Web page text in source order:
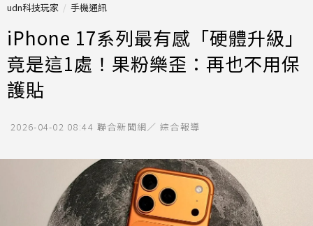
udn科技玩家 手機通訊
iPhone 17系列最有感「硬體升級」
竟是這1處！果粉樂歪：再也不用保
護貼
2026-04-02 08:44 聯合新聞網／ 綜合報導